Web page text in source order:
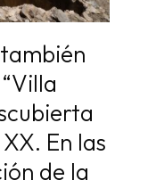
En las
de la